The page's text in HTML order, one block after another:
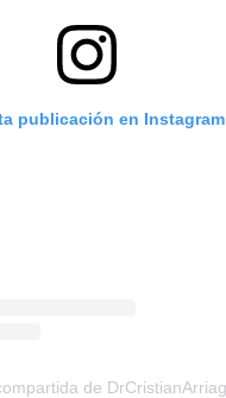
publicación en Instagram